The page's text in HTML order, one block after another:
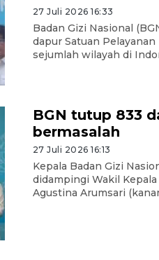
27 Juli 2026 16:33
Badan Gizi Nasional
dapur Satuan
sejumlah wilayah di
BGN tutup 833
bermasalah
27 Juli 2026 16:13
Kepala Badan Gizi
didampingi Wakil
Agustina Arumsari